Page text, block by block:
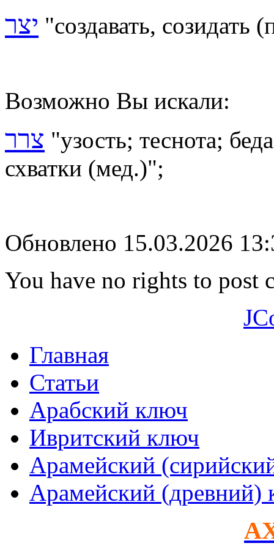
יצר "создавать, созидать
Возможно Вы искали:
צרר "узость; теснота;
схватки (мед.)";
Обновлено 15.03.2026
You have no rights to post
Главная
Статьи
Арабский ключ
Ивритский ключ
Арамейский
Арамейский (древний)